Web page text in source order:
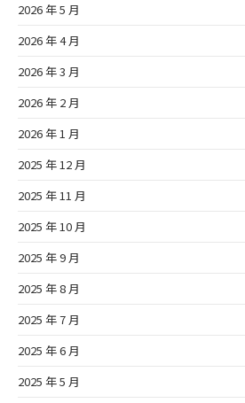
2026 年 5 月
2026 年 4 月
2026 年 3 月
2026 年 2 月
2026 年 1 月
2025 年 12 月
2025 年 11 月
2025 年 10 月
2025 年 9 月
2025 年 8 月
2025 年 7 月
2025 年 6 月
2025 年 5 月